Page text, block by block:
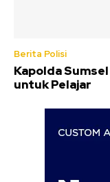
Berita Polisi
Kapolda
untuk Pelajar